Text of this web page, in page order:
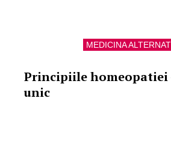
MEDICINA
Principiile homeopatiei
unic